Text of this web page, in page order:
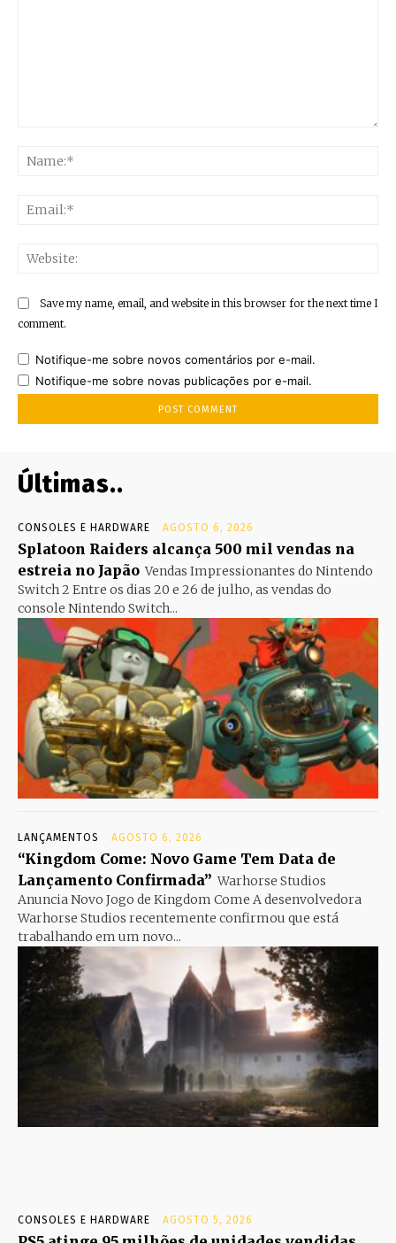
Save my name, email, and website in this browser for the next time I
comment.
Notifique-me sobre novos comentários por e-mail.
Notifique-me sobre novas publicações por e-mail.
Últimas..
CONSOLES E HARDWARE AGOSTO 6, 2026
Splatoon Raiders alcança 500 mil vendas na
estreia no Japão Vendas Impressionantes do Nintendo
Switch 2 Entre os dias 20 e 26 de julho, as vendas do
console Nintendo Switch...
LANÇAMENTOS AGOSTO 6, 2026
“Kingdom Come: Novo Game Tem Data de
Lançamento Confirmada” Warhorse Studios
Anuncia Novo Jogo de Kingdom Come A desenvolvedora
Warhorse Studios recentemente confirmou que está
trabalhando em um novo...
CONSOLES E HARDWARE AGOSTO 5, 2026